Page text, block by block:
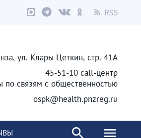
ул. Клары Цеткин, стр. 41А
45-51-10 call-центр
связям с общественностью
ospk@health.pnzreg.ru